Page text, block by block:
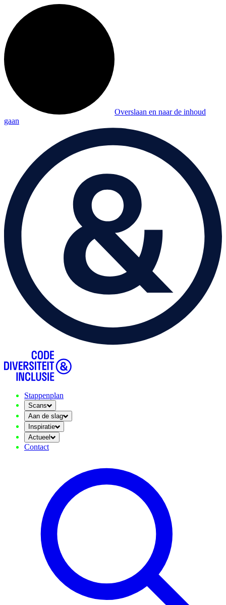
Overslaan en naar de inhoud
gaan
Stappenplan
Scans
Aan de slag
Inspiratie
Actueel
Contact